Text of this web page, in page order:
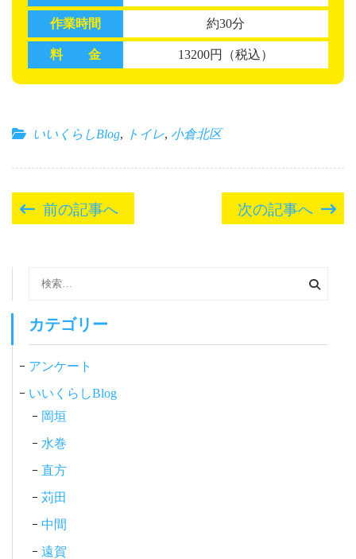
作業時間 約30分
料 金 13200円（税込）
いいくらしBlog, トイレ, 小倉北区
投
稿
ゲ
シ
ョ
ン
前の記事へ 次の記事へ
カテゴリー
アンケート
いいくらしBlog
岡垣
水巻
直方
苅田
中間
遠賀